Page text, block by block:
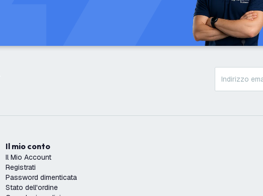
Il mio conto
Il Mio Account
Registrati
Password dimenticata
Stato dell'ordine